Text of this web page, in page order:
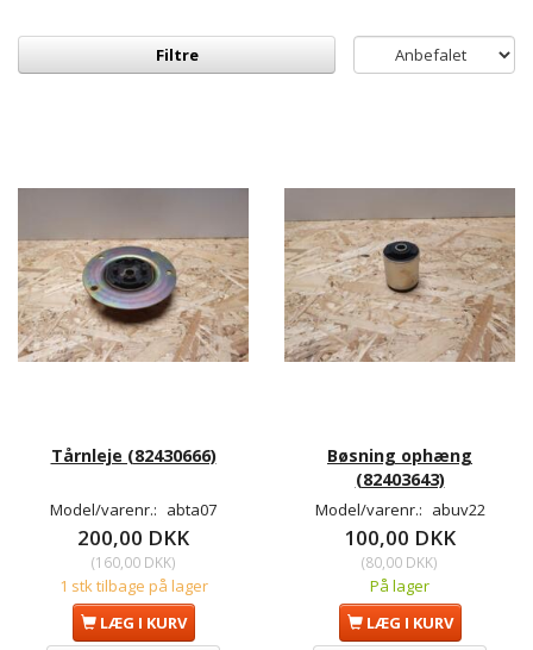
Filtre
Tårnleje (82430666)
Model/varenr.: abta07
200,00 DKK
(160,00 DKK)
1 stk tilbage på lager
LÆG I KURV
Bøsning ophæng
(82403643)
Model/varenr.: abuv22
100,00 DKK
(80,00 DKK)
På lager
LÆG I KURV